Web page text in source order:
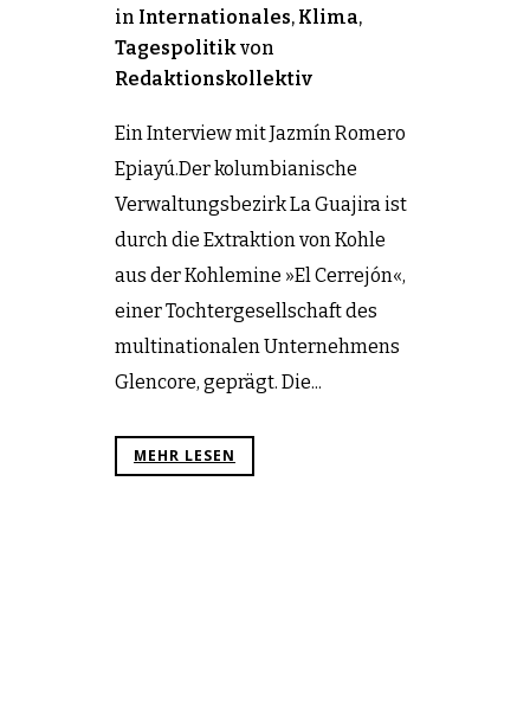
in Internationales, Klima,
Tagespolitikvon
Redaktionskollektiv
Ein Interview mit Jazmín Romero
Epiayú.Der kolumbianische
Verwaltungsbezirk La Guajira ist
durch die Extraktion von Kohle
aus der Kohlemine »El Cerrejón«,
einer Tochtergesellschaft des
multinationalen Unternehmens
Glencore, geprägt. Die...
MEHR LESEN